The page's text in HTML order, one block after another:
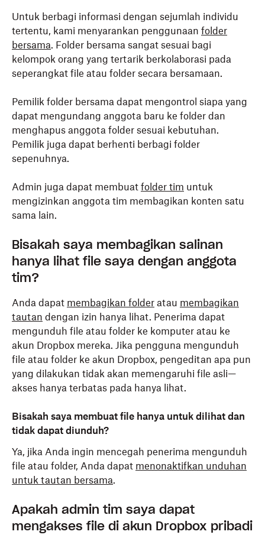
Untuk berbagi informasi dengan sejumlah individu
tertentu, kami menyarankan penggunaan folder
bersama. Folder bersama sangat sesuai bagi
kelompok orang yang tertarik berkolaborasi pada
seperangkat file atau folder secara bersamaan.
Pemilik folder bersama dapat mengontrol siapa yang
dapat mengundang anggota baru ke folder dan
menghapus anggota folder sesuai kebutuhan.
Pemilik juga dapat berhenti berbagi folder
sepenuhnya.
Admin juga dapat membuat folder tim untuk
mengizinkan anggota tim membagikan konten satu
sama lain.
Bisakah saya membagikan salinan
hanya lihat file saya dengan anggota
tim?
Anda dapat membagikan folder atau membagikan
tautan dengan izin hanya lihat. Penerima dapat
mengunduh file atau folder ke komputer atau ke
akun Dropbox mereka. Jika pengguna mengunduh
file atau folder ke akun Dropbox, pengeditan apa pun
yang dilakukan tidak akan memengaruhi file asli—
akses hanya terbatas pada hanya lihat.
Bisakah saya membuat file hanya untuk dilihat dan
tidak dapat diunduh?
Ya, jika Anda ingin mencegah penerima mengunduh
file atau folder, Anda dapat menonaktifkan unduhan
untuk tautan bersama.
Apakah admin tim saya dapat
mengakses file di akun Dropbox pribadi